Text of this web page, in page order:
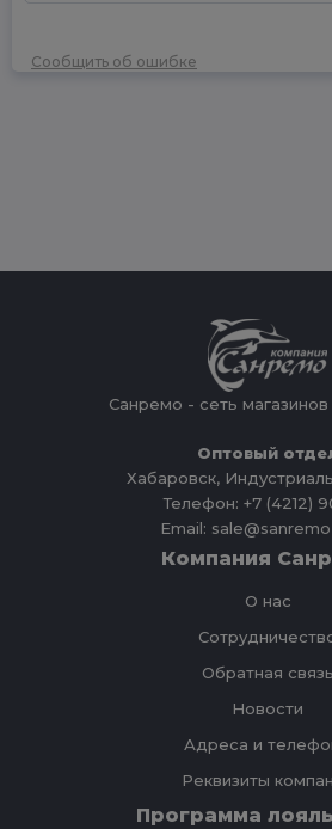
Сообщить об ошибке
Санремо - сеть магазинов
Оптовый
Хабаровск,
Телефон: +7 (4212)
Email:
Компания
О нас
Обратная связь
Новости
Адреса и
Реквизиты
Программа